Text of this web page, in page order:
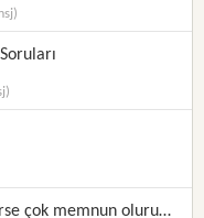
permütasyon (açıklamalı olabilirse çok memnun olurum.)